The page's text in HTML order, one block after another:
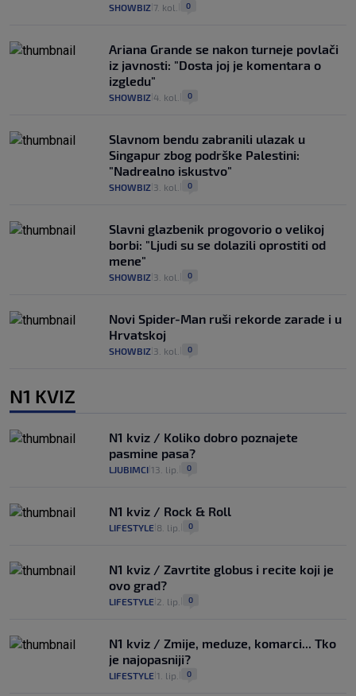
SHOWBIZ 7. kol. 0
Ariana Grande se nakon turneje povlači
iz javnosti: "Dosta joj je komentara o
izgledu"
SHOWBIZ 4. kol. 0
Slavnom bendu zabranili ulazak u
Singapur zbog podrške Palestini:
"Nadrealno iskustvo"
SHOWBIZ 3. kol. 0
Slavni glazbenik progovorio o velikoj
borbi: "Ljudi su se dolazili oprostiti od
mene"
SHOWBIZ 3. kol. 0
Novi Spider-Man ruši rekorde zarade i u
Hrvatskoj
SHOWBIZ 3. kol. 0
N1 KVIZ
N1 kviz / Koliko dobro poznajete
pasmine pasa?
LJUBIMCI 13. lip. 0
N1 kviz / Rock & Roll
LIFESTYLE 8. lip. 0
N1 kviz / Zavrtite globus i recite koji je
ovo grad?
LIFESTYLE 2. lip. 0
N1 kviz / Zmije, meduze, komarci... Tko
je najopasniji?
LIFESTYLE 1. lip. 0